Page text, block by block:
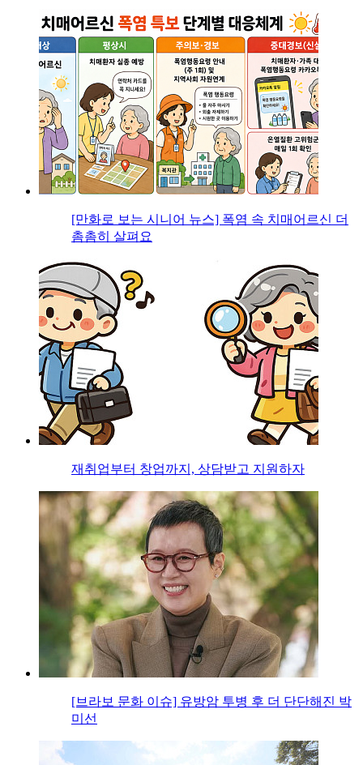
[만화로 보는 시니어 뉴스] 폭염 속 치매어르신 더
촘촘히 살펴요
재취업부터 창업까지, 상담받고 지원하자
[브라보 문화 이슈] 유방암 투병 후 더 단단해진 박
미선